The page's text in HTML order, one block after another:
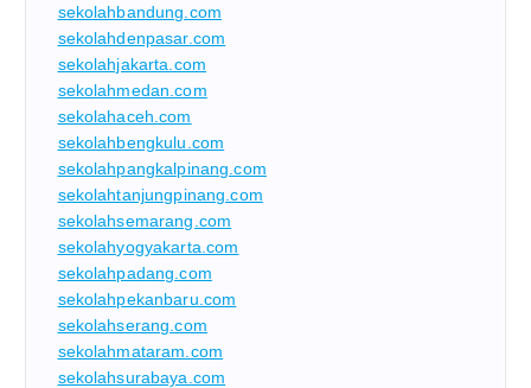
sekolahbandung.com
sekolahdenpasar.com
sekolahjakarta.com
sekolahmedan.com
sekolahaceh.com
sekolahbengkulu.com
sekolahpangkalpinang.com
sekolahtanjungpinang.com
sekolahsemarang.com
sekolahyogyakarta.com
sekolahpadang.com
sekolahpekanbaru.com
sekolahserang.com
sekolahmataram.com
sekolahsurabaya.com